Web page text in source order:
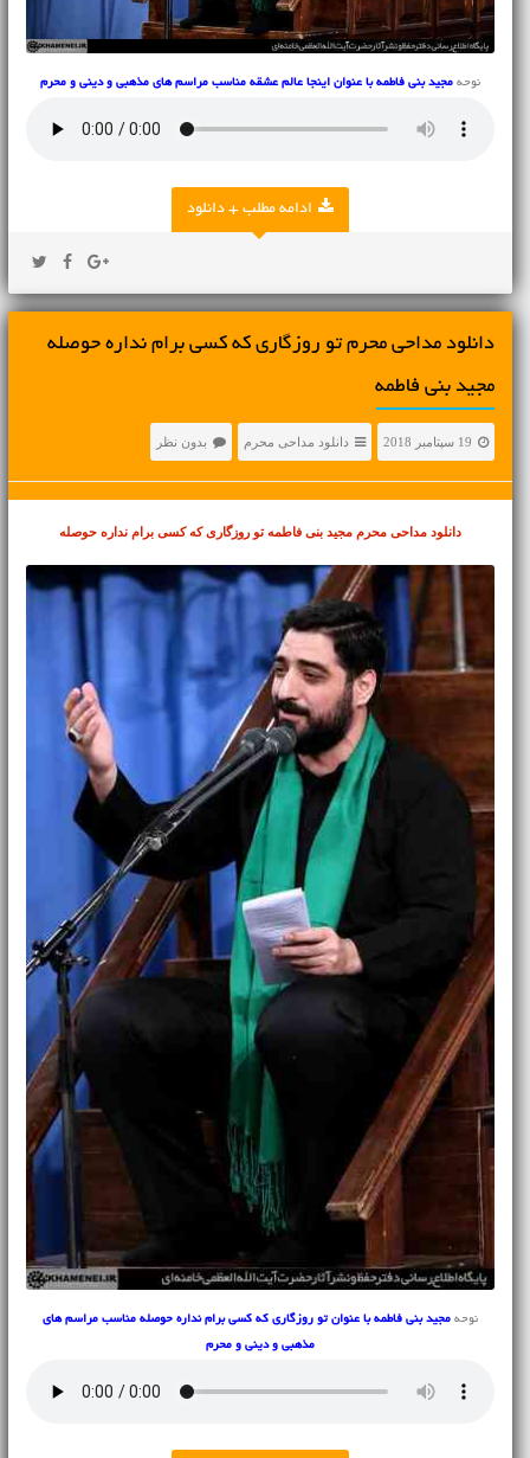
نوحه مجید بنی فاطمه با عنوان اینجا عالم عشقه مناسب مراسم های مذهبی و دینی و محرم
ادامه مطلب + دانلود
دانلود مداحی محرم تو روزگاری که کسی برام نداره حوصله
مجید بنی فاطمه
19 سپتامبر 2018 دانلود مداحی محرم بدون نظر
دانلود مداحی محرممجید بنی فاطمه تو روزگاری که کسی برام نداره حوصله
نوحه مجید بنی فاطمه با عنوان تو روزگاری که کسی برام نداره حوصله مناسب مراسم های
مذهبی و دینی و محرم